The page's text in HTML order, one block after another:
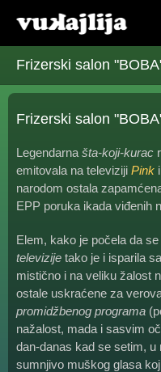
Frizerski salon
Frizerski salon
Legendarna šta-koji-kurac
emitovala na televiziji Pink
narodom ostala
EPP poruka ikada viđenih
Elem, kako je počela da
televizije tako je i isparila sa
mistično i na veliku žalost
ostale uskraćene za
promidžbenog programa
nažalost, mada i sasvim
dan-danas kad se setim, u
sumnjivo muškog glasa